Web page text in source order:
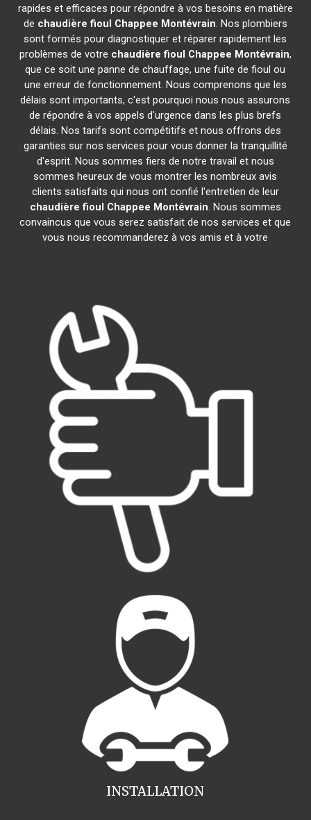
rapides et efficaces pour répondre à vos besoins en matière
de chaudière fioul Chappee Montévrain. Nos plombiers
sont formés pour diagnostiquer et réparer rapidement les
problèmes de votre chaudière fioul Chappee Montévrain,
que ce soit une panne de chauffage, une fuite de fioul ou
une erreur de fonctionnement. Nous comprenons que les
délais sont importants, c'est pourquoi nous nous assurons
de répondre à vos appels d'urgence dans les plus brefs
délais. Nos tarifs sont compétitifs et nous offrons des
garanties sur nos services pour vous donner la tranquillité
d'esprit. Nous sommes fiers de notre travail et nous
sommes heureux de vous montrer les nombreux avis
clients satisfaits qui nous ont confié l'entretien de leur
chaudière fioul Chappee Montévrain. Nous sommes
convaincus que vous serez satisfait de nos services et que
vous nous recommanderez à vos amis et à votre
INSTALLATION